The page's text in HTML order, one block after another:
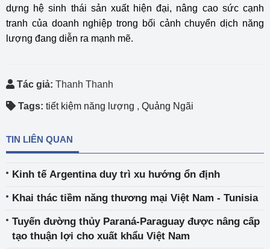
dựng hệ sinh thái sản xuất hiện đại, nâng cao sức cạnh
tranh của doanh nghiệp trong bối cảnh chuyển dịch năng
lượng đang diễn ra mạnh mẽ.
Tác giả: Thanh Thanh
Tags: tiết kiệm năng lượng , Quảng Ngãi
TIN LIÊN QUAN
Kinh tế Argentina duy trì xu hướng ổn định
Khai thác tiềm năng thương mại Việt Nam - Tunisia
Tuyến đường thủy Paraná-Paraguay được nâng cấp
tạo thuận lợi cho xuất khẩu Việt Nam